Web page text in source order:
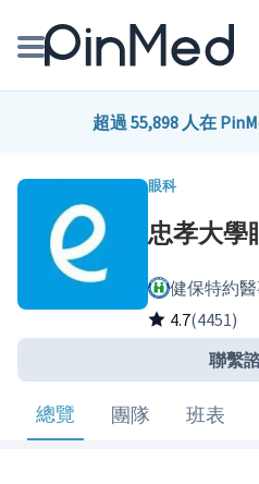
線上預約醫師、院所
醫師專欄專訪
健康主題館
我是醫
超過 55,898 人在
眼科
忠孝大學
健保特約
4.7(4451)
聯繫
總覽 團隊 班表